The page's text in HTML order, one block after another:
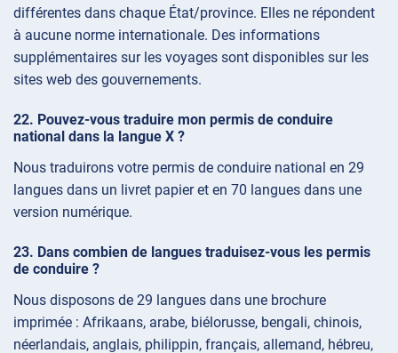
différentes dans chaque État/province. Elles ne répondent
à aucune norme internationale. Des informations
supplémentaires sur les voyages sont disponibles sur les
sites web des gouvernements.
Pouvez-vous traduire mon permis de conduire
national dans la langue X ?
Nous traduirons votre permis de conduire national en 29
langues dans un livret papier et en 70 langues dans une
version numérique.
Dans combien de langues traduisez-vous les permis
de conduire ?
Nous disposons de 29 langues dans une brochure
imprimée : Afrikaans, arabe, biélorusse, bengali, chinois,
néerlandais, anglais, philippin, français, allemand, hébreu,